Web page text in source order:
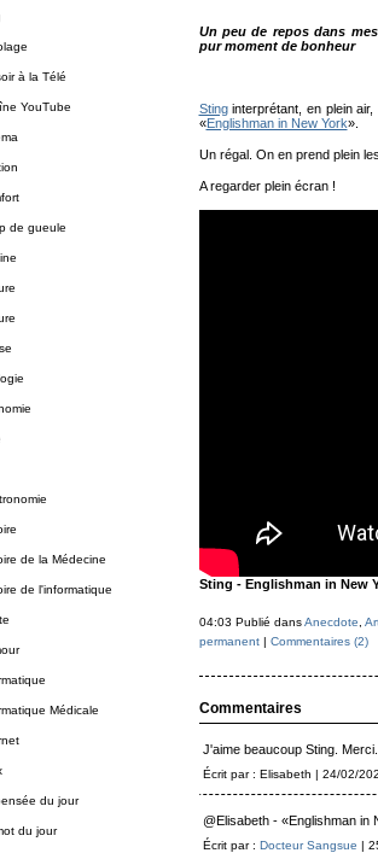
à la Télé
YouTube
de gueule
de la Médecine
de l'informatique
Médicale
du jour
du jour
Un peu de repos dans
pur moment de bonheur
Stinginterprétant, en plein
«Englishman in New York».
Un régal. On en prend plein
A regarder plein écran !
Sting - Englishman in New
04:03 Publié dansAnecdote
permanent| Commentaires (2)
Commentaires
J'aime beaucoup Sting. Merci.
Écrit par : Elisabeth | 24/02/
@Elisabeth - «Englishman in
Écrit par : Docteur Sangsue |